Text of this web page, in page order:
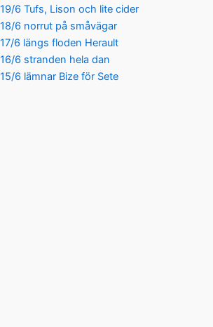
19/6 Tufs, Lison och lite cider
18/6 norrut på småvägar
17/6 längs floden Herault
16/6 stranden hela dan
15/6 lämnar Bize för Sete